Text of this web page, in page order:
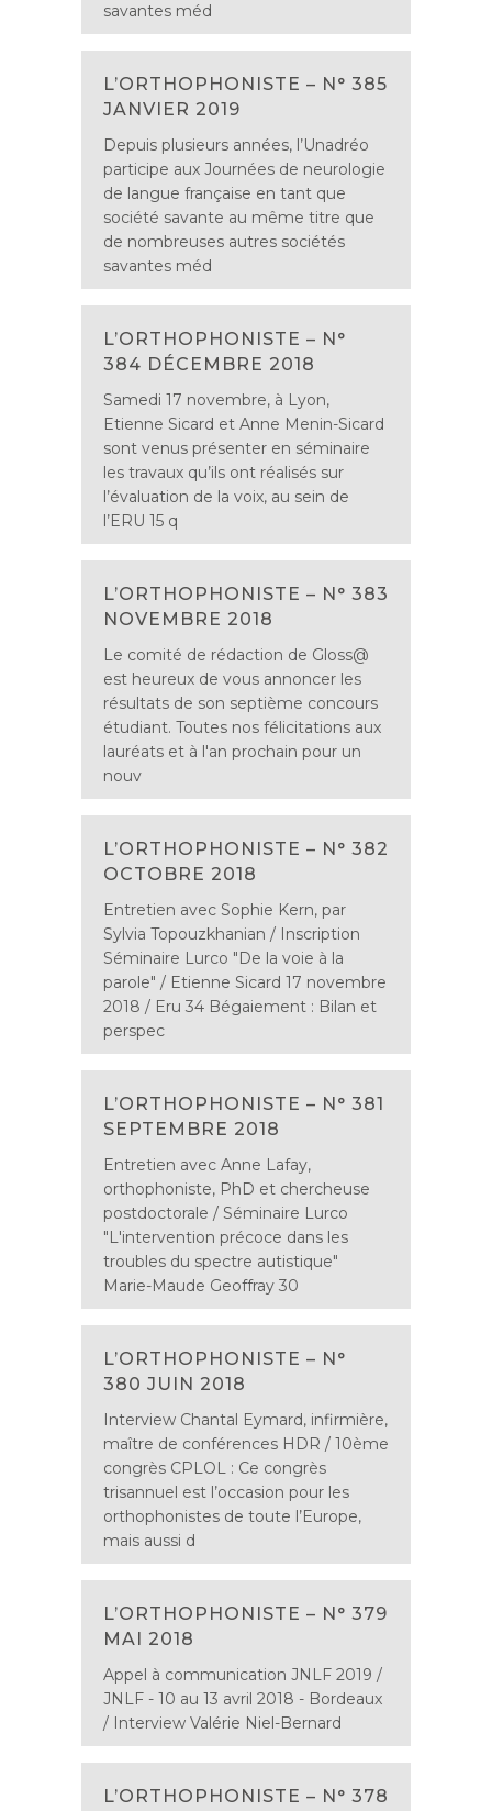
savantes méd
L’ORTHOPHONISTE – N° 385
JANVIER 2019
Depuis plusieurs années, l’Unadréo
participe aux Journées de neurologie
de langue française en tant que
société savante au même titre que
de nombreuses autres sociétés
savantes méd
L’ORTHOPHONISTE – N°
384 DÉCEMBRE 2018
Samedi 17 novembre, à Lyon,
Etienne Sicard et Anne Menin-Sicard
sont venus présenter en séminaire
les travaux qu’ils ont réalisés sur
l’évaluation de la voix, au sein de
l’ERU 15 q
L’ORTHOPHONISTE – N° 383
NOVEMBRE 2018
Le comité de rédaction de Gloss@
est heureux de vous annoncer les
résultats de son septième concours
étudiant. Toutes nos félicitations aux
lauréats et à l'an prochain pour un
nouv
L’ORTHOPHONISTE – N° 382
OCTOBRE 2018
Entretien avec Sophie Kern, par
Sylvia Topouzkhanian / Inscription
Séminaire Lurco "De la voie à la
parole" / Etienne Sicard 17 novembre
2018 / Eru 34 Bégaiement : Bilan et
perspec
L’ORTHOPHONISTE – N° 381
SEPTEMBRE 2018
Entretien avec Anne Lafay,
orthophoniste, PhD et chercheuse
postdoctorale / Séminaire Lurco
"L'intervention précoce dans les
troubles du spectre autistique"
Marie-Maude Geoffray 30
L’ORTHOPHONISTE – N°
380 JUIN 2018
Interview Chantal Eymard, infirmière,
maître de conférences HDR / 10ème
congrès CPLOL : Ce congrès
trisannuel est l’occasion pour les
orthophonistes de toute l’Europe,
mais aussi d
L’ORTHOPHONISTE – N° 379
MAI 2018
Appel à communication JNLF 2019 /
JNLF - 10 au 13 avril 2018 - Bordeaux
/ Interview Valérie Niel-Bernard
L’ORTHOPHONISTE – N° 378